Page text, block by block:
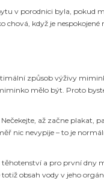
v porodnici byla, pokud
chová, když je
způsob výživy
mělo být. Proto
až začne
nic nevypije – to je
a pro první dny
obsah vody v jeho